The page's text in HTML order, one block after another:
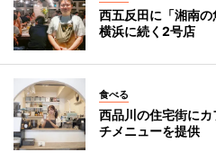
西五反田に「湘南
横浜に続く2号店
食べる
西品川の住宅街に
チメニューを提供